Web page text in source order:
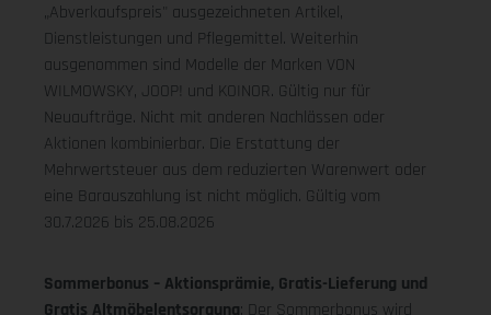
„Abverkaufspreis" ausgezeichneten Artikel,
Dienstleistungen und Pflegemittel. Weiterhin
ausgenommen sind Modelle der Marken VON
WILMOWSKY, JOOP! und KOINOR. Gültig nur für
Neuaufträge. Nicht mit anderen Nachlässen oder
Aktionen kombinierbar. Die Erstattung der
Mehrwertsteuer aus dem reduzierten Warenwert oder
eine Barauszahlung ist nicht möglich. Gültig vom
30.7.2026 bis 25.08.2026
Sommerbonus – Aktionsprämie, Gratis-Lieferung und
Gratis Altmöbelentsorgung: Der Sommerbonus wird